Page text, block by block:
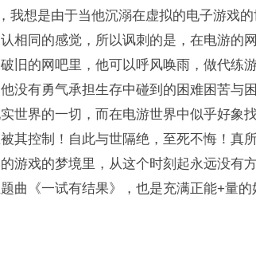
我想是由于当他沉溺在虚拟的电子游戏
相同的感觉，所以讽刺的是，在电游的
旧的网吧里，他可以呼风唤雨，做代练
没有勇气承担生存中碰到的困难困苦与
世界的一切，而在电游世界中似乎好象
其控制！自此与世隔绝，至死不悔！真
游戏的梦境里，从这个时刻起永远没有
曲《一试有结果》，也是充满正能+量的